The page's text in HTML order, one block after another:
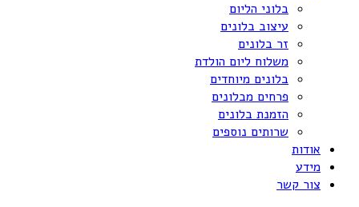
בלוני הליום
עיצוב בלונים
זר בלונים
משלוח ליום הולדת
בלונים מיוחדים
פרחים מבלונים
הזמנת בלונים
שרותים נוספים
אודות
מידע
צור קשר